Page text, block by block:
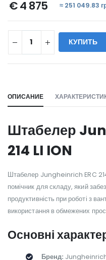
€ 4 875 ≈ 251 049.83
КУПИТЬ
ОПИСАНИЕ
Штабелер
214 LI ION
Штабелер Jungheinrich ERC
помічник для складу, який
продуктивність при роботі з
використання в обмежених
Основні
Бренд: